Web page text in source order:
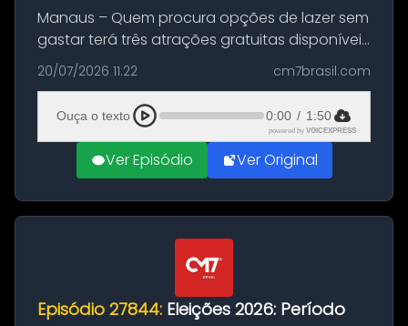
Manaus – Quem procura opções de lazer sem
gastar terá três atrações gratuitas disponíveis
entre esta segunda-feira (20) e quinta-feira
(23). A programação inclui uma exposição
dedicada à história das ...
20/07/2026 11:22 cm7brasil.com
Ouça o texto 0:00 / 1:50
powered by VOICEXPRESS
Ver Episódio Ver Original
Episódio 27844: Eleições 2026: Período